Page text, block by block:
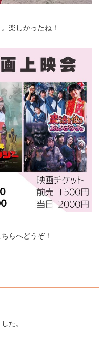
楽しかったね！
らへどうぞ！
た。